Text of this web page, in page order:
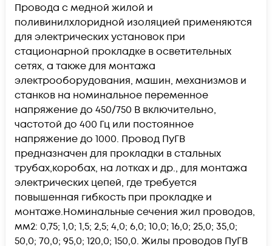
Провода с медной жилой и
поливинилхлоридной изоляцией применяются
для электрических установок при
стационарной прокладке в осветительных
сетях, а также для монтажа
электрооборудования, машин, механизмов и
станков на номинальное переменное
напряжение до 450/750 В включительно,
частотой до 400 Гц или постоянное
напряжение до 1000. Провод ПуГВ
предназначен для прокладки в стальных
трубах,коробах, на лотках и др., для монтажа
электрических цепей, где требуется
повышенная гибкость при прокладке и
монтаже.Номинальные сечения жил проводов,
мм2: 0,75; 1,0; 1,5; 2,5; 4,0; 6,0; 10,0; 16,0; 25,0; 35,0;
50,0; 70,0; 95,0; 120,0; 150,0. Жилы проводов ПуГВ